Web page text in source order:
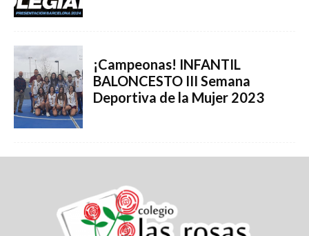
¡Campeonas! INFANTIL
BALONCESTO III Semana
Deportiva de la Mujer 2023